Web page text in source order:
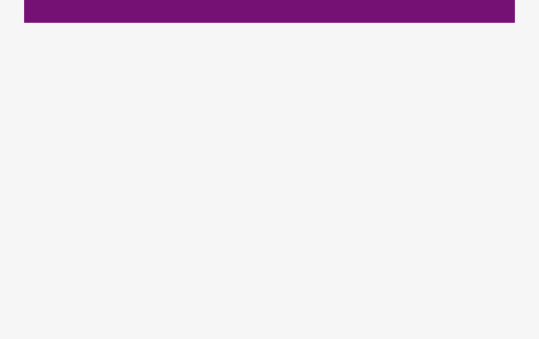
صفحتنا على فيسبوك